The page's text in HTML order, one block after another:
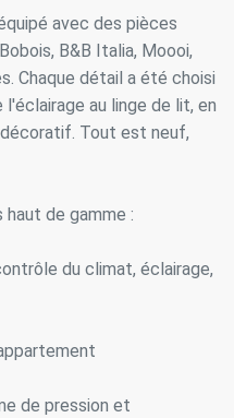
avec des pièces
B&B Italia, Moooi,
Chaque détail a été choisi
au linge de lit, en
Tout est neuf,
de gamme :
du climat, éclairage,
de pression et